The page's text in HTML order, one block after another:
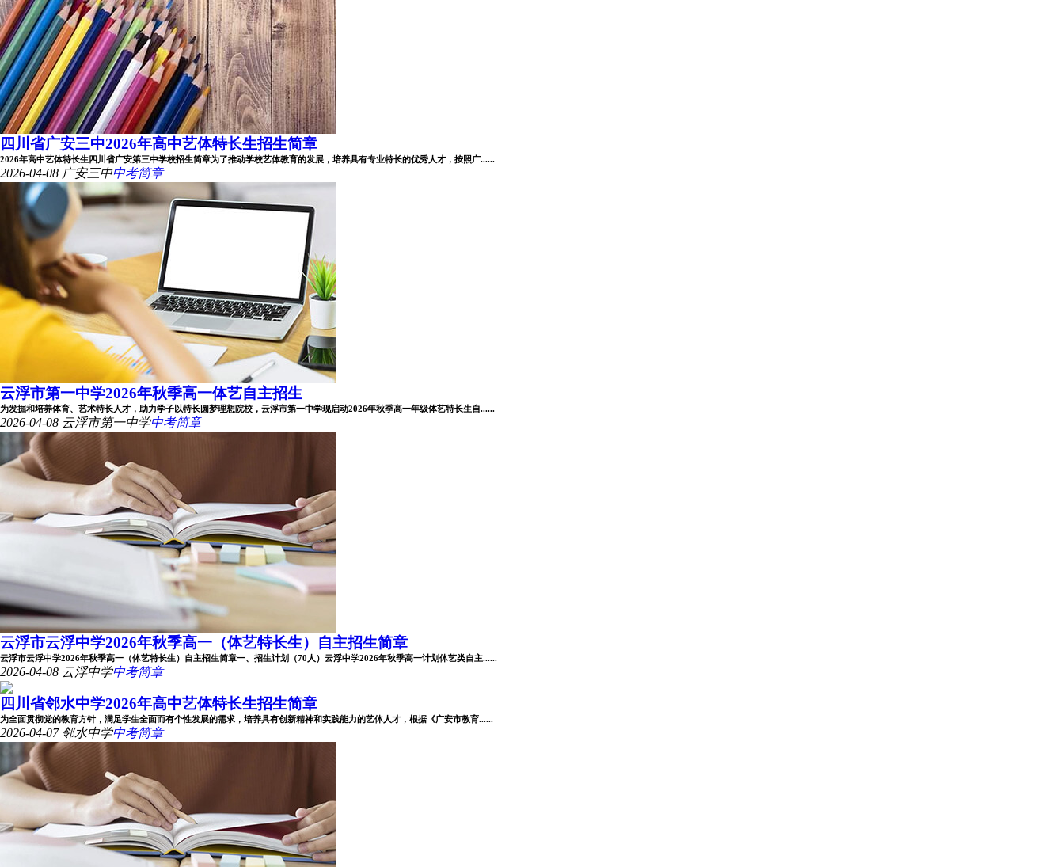
四川省广安三中2026年高中艺体特长生招生简章
2026年高中艺体特长生四川省广安第三中学校招生简章为了推动学校艺体教育的发展，培养具有专业特长的优秀人才，按照广......
2026-04-08 广安三中中考简章
云浮市第一中学2026年秋季高一体艺自主招生
为发掘和培养体育、艺术特长人才，助力学子以特长圆梦理想院校，云浮市第一中学现启动2026年秋季高一年级体艺特长生自......
2026-04-08 云浮市第一中学中考简章
云浮市云浮中学2026年秋季高一（体艺特长生）自主招生简章
云浮市云浮中学2026年秋季高一（体艺特长生）自主招生简章一、招生计划（70人）云浮中学2026年秋季高一计划体艺类自主......
2026-04-08 云浮中学中考简章
四川省邻水中学2026年高中艺体特长生招生简章
为全面贯彻党的教育方针，满足学生全面而有个性发展的需求，培养具有创新精神和实践能力的艺体人才，根据《广安市教育......
2026-04-07 邻水中学中考简章